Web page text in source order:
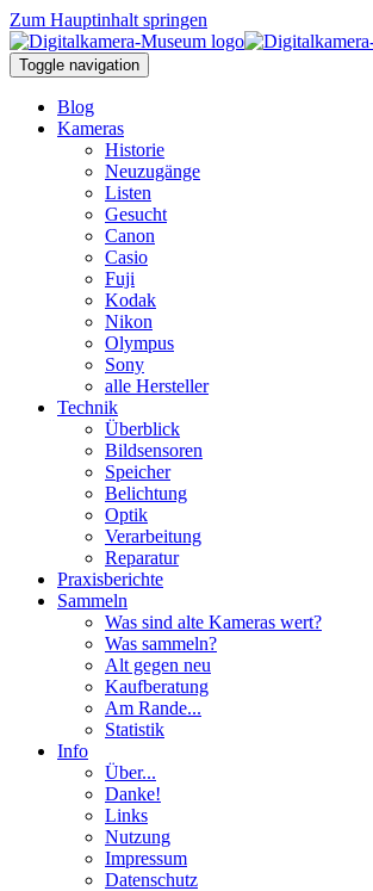
Zum Hauptinhalt springen
Toggle navigation
Blog
Kameras
Historie
Neuzugänge
Listen
Gesucht
Canon
Casio
Fuji
Kodak
Nikon
Olympus
Sony
alle Hersteller
Technik
Überblick
Bildsensoren
Speicher
Belichtung
Optik
Verarbeitung
Reparatur
Praxisberichte
Sammeln
Was sind alte Kameras wert?
Was sammeln?
Alt gegen neu
Kaufberatung
Am Rande...
Statistik
Info
Über...
Danke!
Links
Nutzung
Impressum
Datenschutz